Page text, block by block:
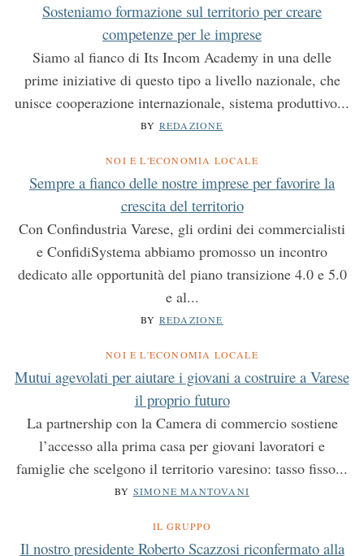
Sosteniamo formazione sul territorio per creare
competenze per le imprese
Siamo al fianco di Its Incom Academy in una delle
prime iniziative di questo tipo a livello nazionale, che
unisce cooperazione internazionale, sistema produttivo...
BY REDAZIONE
NOI E L'ECONOMIA LOCALE
Sempre a fianco delle nostre imprese per favorire la
crescita del territorio
Con Confindustria Varese, gli ordini dei commercialisti
e ConfidiSystema abbiamo promosso un incontro
dedicato alle opportunità del piano transizione 4.0 e 5.0
e al...
BY REDAZIONE
NOI E L'ECONOMIA LOCALE
Mutui agevolati per aiutare i giovani a costruire a Varese
il proprio futuro
La partnership con la Camera di commercio sostiene
l’accesso alla prima casa per giovani lavoratori e
famiglie che scelgono il territorio varesino: tasso fisso...
BY SIMONE MANTOVANI
IL GRUPPO
Il nostro presidente Roberto Scazzosi riconfermato alla
e
c
h
f